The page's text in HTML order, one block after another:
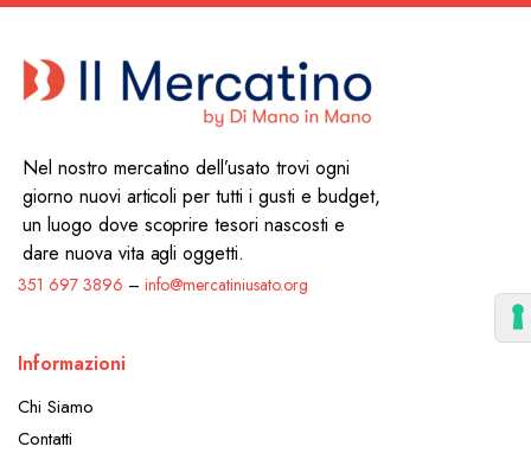
Nel nostro mercatino dell’usato trovi ogni
giorno nuovi articoli per tutti i gusti e budget,
un luogo dove scoprire tesori nascosti e
dare nuova vita agli oggetti.
351 697 3896 – info@mercatiniusato.org
Informazioni
Chi Siamo
Contatti